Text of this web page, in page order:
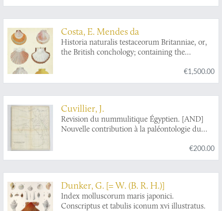
Costa, E. Mendes da
Historia naturalis testaceorum Britanniae, or,
the British conchology; containing the
history of the shells of Great Britain and
Ireland: illustrated with figures. In English and
€1,500.00
Cuvillier, J.
Revision du nummulitique Égyptien. [AND]
Nouvelle contribution à la paléontologie du
nummulitique Égyptien. [Complete].
€200.00
Dunker, G. [= W. (B. R. H.)]
Index molluscorum maris japonici.
Conscriptus et tabulis iconum xvi illustratus.